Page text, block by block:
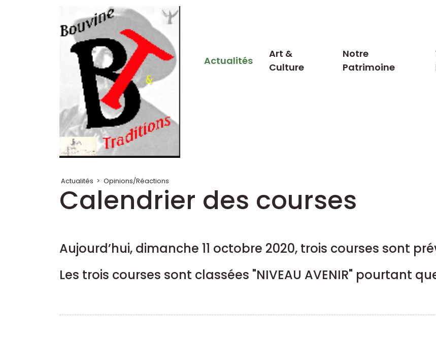
Actualités
Art &
Culture
Notre
Patrimoine
Actualités > Opinions/Réactions
Calendrier des courses
Aujourd’hui, dimanche 11 octobre 2020, trois courses sont
Les trois courses sont classées "NIVEAU AVENIR" pourtant